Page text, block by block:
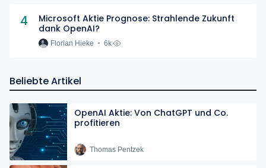
4
Microsoft Aktie Prognose: Strahlende Zukunft
dank OpenAI?
Florian Hieke 6k
Beliebte Artikel
OpenAI Aktie: Von ChatGPT und Co.
profitieren
Thomas Pentzek